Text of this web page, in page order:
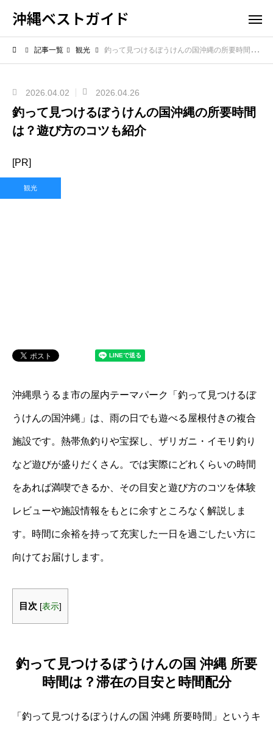
沖縄ベストガイド
記事一覧 観光 釣って見つけるぼうけんの国沖縄の所要時間は？遊び方のコツも紹介
2026.04.02 2026.04.26
釣って見つけるぼうけんの国沖縄の所要時間
は？遊び方のコツも紹介
[PR]
観光
沖縄県うるま市の屋内テーマパーク「釣って見つけるぼ
うけんの国沖縄」は、雨の日でも遊べる屋根付きの複合
施設です。熱帯魚釣りや宝探し、ザリガニ・イモリ釣り
など遊びが盛りだくさん。では実際にどれくらいの時間
をあれば満喫できるか、その目安と遊び方のコツを体験
レビューや施設情報をもとに余すところなく解説しま
す。時間に余裕を持って充実した一日を過ごしたい方に
向けてお届けします。
目次 [表示]
釣って見つけるぼうけんの国 沖縄 所要
時間は？滞在の目安と時間配分
「釣って見つけるぼうけんの国 沖縄 所要時間」というキ